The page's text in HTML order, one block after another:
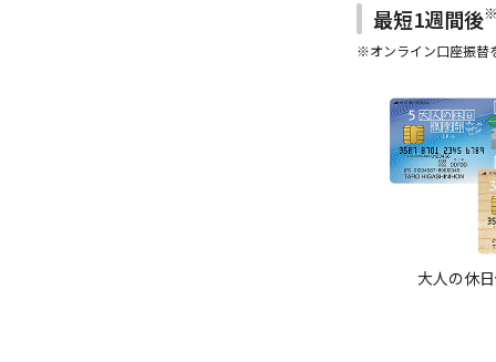
最短1週間後※
※オンライン口座振替
大人の休